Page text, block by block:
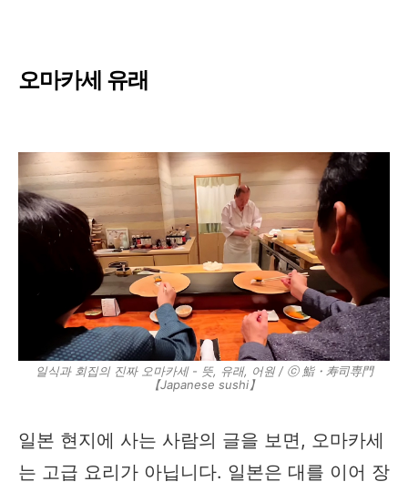
오마카세 유래
일식과 회집의 진짜 오마카세 - 뜻, 유래, 어원 / ⓒ 鮨・寿司専門
【Japanese sushi】
일본 현지에 사는 사람의 글을 보면, 오마카세
는 고급 요리가 아닙니다. 일본은 대를 이어 장